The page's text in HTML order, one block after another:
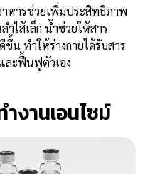
หารช่วยเพิ่มประสิทธิภาพ
ำไส้เล็ก น้ำช่วยให้สาร
ขึ้น ทำให้ร่างกายได้รับสาร
ละฟื้นฟูตัวเอง
งานเอนไซม์